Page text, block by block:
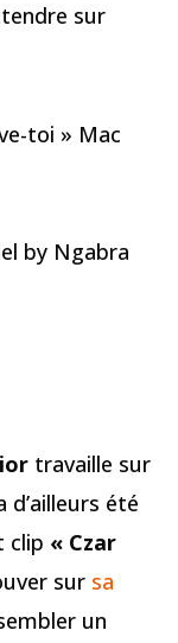
sur
toi » Mac
by Ngabra
travaille sur
été
clip « Czar
sur sa
un